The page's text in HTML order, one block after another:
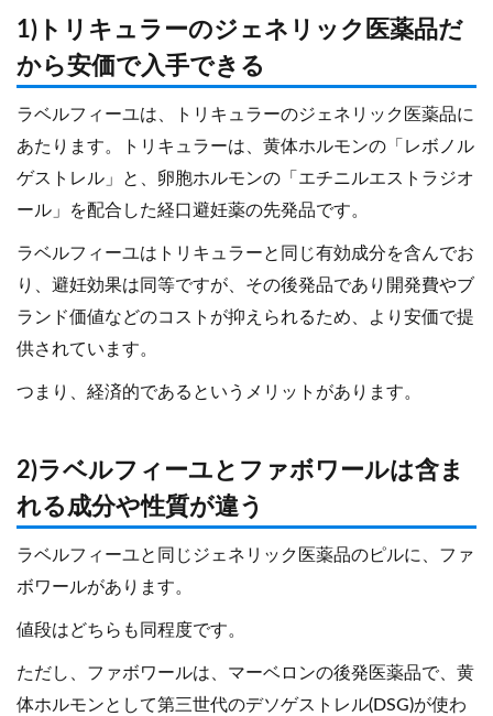
1)トリキュラーのジェネリック医薬品だ
から安価で入手できる
ラベルフィーユは、トリキュラーのジェネリック医薬品に
あたります。トリキュラーは、黄体ホルモンの「レボノル
ゲストレル」と、卵胞ホルモンの「エチニルエストラジオ
ール」を配合した経口避妊薬の先発品です。
ラベルフィーユはトリキュラーと同じ有効成分を含んでお
り、避妊効果は同等ですが、その後発品であり開発費やブ
ランド価値などのコストが抑えられるため、より安価で提
供されています。
つまり、経済的であるというメリットがあります。
2)ラベルフィーユとファボワールは含ま
れる成分や性質が違う
ラベルフィーユと同じジェネリック医薬品のピルに、ファ
ボワールがあります。
値段はどちらも同程度です。
ただし、ファボワールは、マーベロンの後発医薬品で、黄
体ホルモンとして第三世代のデソゲストレル(DSG)が使わ